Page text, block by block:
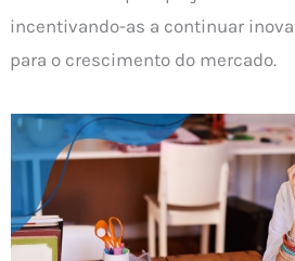
incentivando-as a continuar
para o crescimento do mercado.